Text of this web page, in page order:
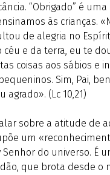
“Obrigado” é
às crianças.
de alegria no
céu e da terra, eu te
coisas aos sábios e
Sim, Pai,
agrado». (Lc 10,21)
sobre a atitude de
um
Senhor do universo. É
que brota desde o